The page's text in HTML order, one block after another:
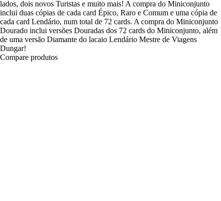
lados, dois novos Turistas e muito mais! A compra do Miniconjunto
inclui duas cópias de cada card Épico, Raro e Comum e uma cópia de
cada card Lendário, num total de 72 cards. A compra do Miniconjunto
Dourado inclui versões Douradas dos 72 cards do Miniconjunto, além
de uma versão Diamante do lacaio Lendário Mestre de Viagens
Dungar!
Compare produtos